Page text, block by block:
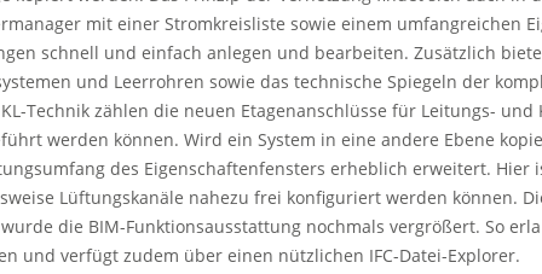
mit einer Stromkreisliste sowie einem umfangreichen
schnell und einfach anlegen und bearbeiten. Zusätzlich
und Leerrohren sowie das technische Spiegeln der
Technik zählen die neuen Etagenanschlüsse für Leitungs-
werden können. Wird ein System in eine andere Ebene
des Eigenschaftenfensters erheblich erweitert. Hier
Lüftungskanäle nahezu frei konfiguriert werden können.
die BIM-Funktionsausstattung nochmals vergrößert. So
und verfügt zudem über einen nützlichen IFC-Datei-Explorer.